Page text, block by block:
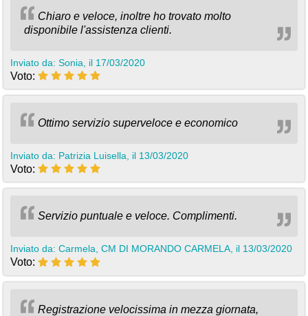
Chiaro e veloce, inoltre ho trovato molto
disponibile l'assistenza clienti.
Inviato da: Sonia, il 17/03/2020
Voto:
Ottimo servizio superveloce e economico
Inviato da: Patrizia Luisella, il 13/03/2020
Voto:
Servizio puntuale e veloce. Complimenti.
Inviato da: Carmela, CM DI MORANDO CARMELA, il 13/03/2020
Voto:
Registrazione velocissima in mezza giornata,